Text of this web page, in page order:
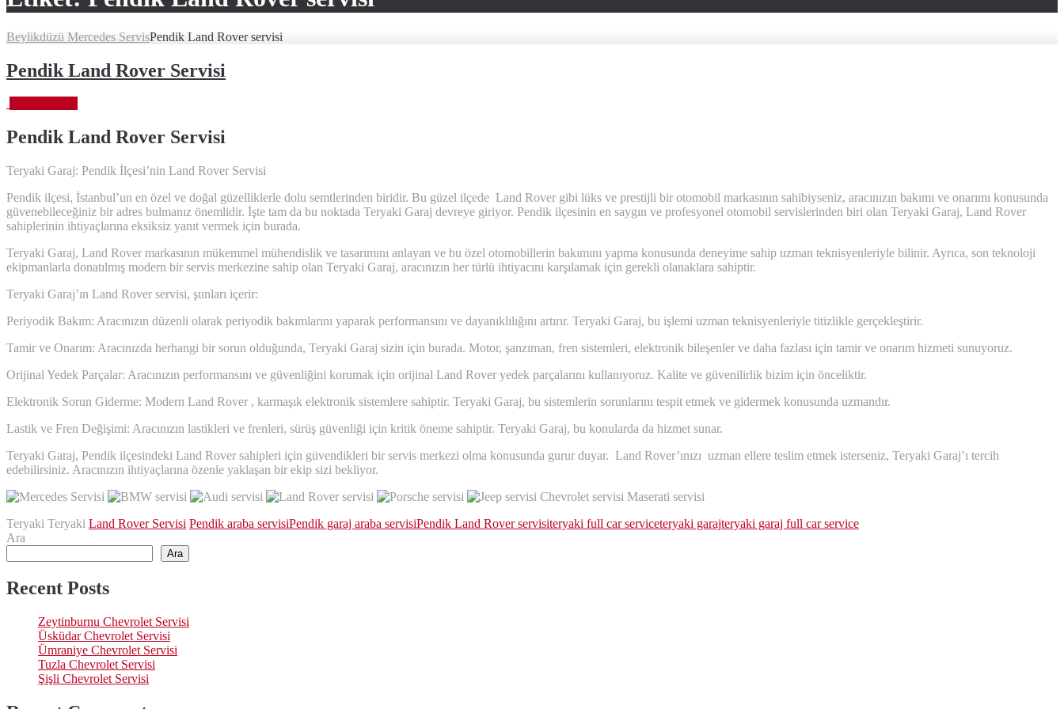
Beylikdüzü Mercedes ServisPendik Land Rover servisi
Pendik Land Rover Servisi
Pendik Land Rover Servisi
Teryaki Garaj: Pendik İlçesi’nin Land Rover Servisi
Pendik ilçesi, İstanbul’un en özel ve doğal güzelliklerle dolu semtlerinden biridir. Bu güzel ilçede Land Rover gibi lüks ve prestijli bir otomobil markasının sahibiyseniz, aracınızın bakımı ve onarımı konusunda
güvenebileceğiniz bir adres bulmanız önemlidir. İşte tam da bu noktada Teryaki Garaj devreye giriyor. Pendik ilçesinin en saygın ve profesyonel otomobil servislerinden biri olan Teryaki Garaj, Land Rover
sahiplerinin ihtiyaçlarına eksiksiz yanıt vermek için burada.
Teryaki Garaj, Land Rover markasının mükemmel mühendislik ve tasarımını anlayan ve bu özel otomobillerin bakımını yapma konusunda deneyime sahip uzman teknisyenleriyle bilinir. Ayrıca, son teknoloji
ekipmanlarla donatılmış modern bir servis merkezine sahip olan Teryaki Garaj, aracınızın her türlü ihtiyacını karşılamak için gerekli olanaklara sahiptir.
Teryaki Garaj’ın Land Rover servisi, şunları içerir:
Periyodik Bakım: Aracınızın düzenli olarak periyodik bakımlarını yaparak performansını ve dayanıklılığını artırır. Teryaki Garaj, bu işlemi uzman teknisyenleriyle titizlikle gerçekleştirir.
Tamir ve Onarım: Aracınızda herhangi bir sorun olduğunda, Teryaki Garaj sizin için burada. Motor, şanzıman, fren sistemleri, elektronik bileşenler ve daha fazlası için tamir ve onarım hizmeti sunuyoruz.
Orijinal Yedek Parçalar: Aracınızın performansını ve güvenliğini korumak için orijinal Land Rover yedek parçalarını kullanıyoruz. Kalite ve güvenilirlik bizim için önceliktir.
Elektronik Sorun Giderme: Modern Land Rover , karmaşık elektronik sistemlere sahiptir. Teryaki Garaj, bu sistemlerin sorunlarını tespit etmek ve gidermek konusunda uzmandır.
Lastik ve Fren Değişimi: Aracınızın lastikleri ve frenleri, sürüş güvenliği için kritik öneme sahiptir. Teryaki Garaj, bu konularda da hizmet sunar.
Teryaki Garaj, Pendik ilçesindeki Land Rover sahipleri için güvendikleri bir servis merkezi olma konusunda gurur duyar. Land Rover’ınızı uzman ellere teslim etmek isterseniz, Teryaki Garaj’ı tercih
edebilirsiniz. Aracınızın ihtiyaçlarına özenle yaklaşan bir ekip sizi bekliyor.
Teryaki Teryaki Land Rover Servisi Pendik araba servisiPendik garaj araba servisiPendik Land Rover servisiteryaki full car serviceteryaki garajteryaki garaj full car service
Ara
Ara
Recent Posts
Zeytinburnu Chevrolet Servisi
Üsküdar Chevrolet Servisi
Ümraniye Chevrolet Servisi
Tuzla Chevrolet Servisi
Şişli Chevrolet Servisi